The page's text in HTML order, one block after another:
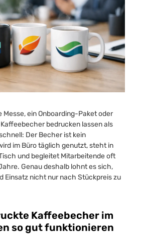
Messe, ein Onboarding-Paket oder
bedrucken lassen als
Der Becher ist kein
im Büro täglich genutzt, steht in
und begleitet Mitarbeitende oft
Genau deshalb lohnt es sich,
Einsatz nicht nur nach Stückpreis zu
Kaffeebecher im
so gut funktionieren